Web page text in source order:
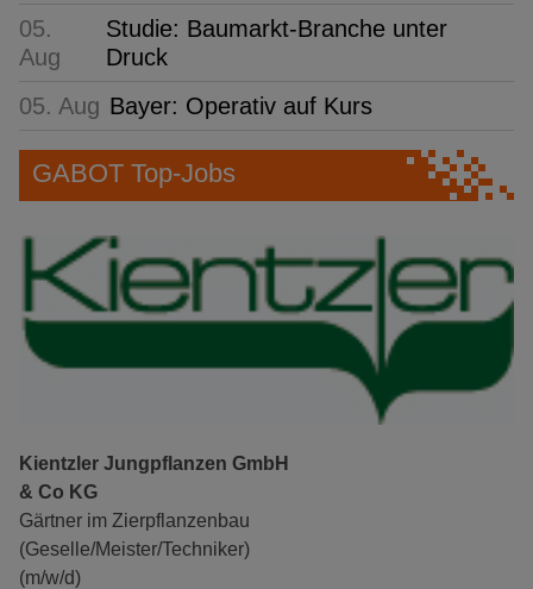
05.
Aug
Studie: Baumarkt-Branche unter
Druck
05. Aug Bayer: Operativ auf Kurs
GABOT Top-Jobs
Kientzler Jungpflanzen GmbH
& Co KG
Gärtner im Zierpflanzenbau
(Geselle/Meister/Techniker)
(m/w/d)